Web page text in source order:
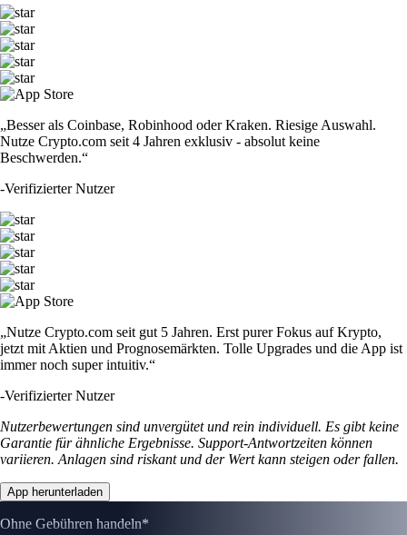
„Besser als Coinbase, Robinhood oder Kraken. Riesige Auswahl.
Nutze Crypto.com seit 4 Jahren exklusiv - absolut keine
Beschwerden.“
-Verifizierter Nutzer
„Nutze Crypto.com seit gut 5 Jahren. Erst purer Fokus auf Krypto,
jetzt mit Aktien und Prognosemärkten. Tolle Upgrades und die App ist
immer noch super intuitiv.“
-Verifizierter Nutzer
Nutzerbewertungen sind unvergütet und rein individuell. Es gibt keine
Garantie für ähnliche Ergebnisse. Support-Antwortzeiten können
variieren. Anlagen sind riskant und der Wert kann steigen oder fallen.
App herunterladen
Ohne Gebühren handeln*